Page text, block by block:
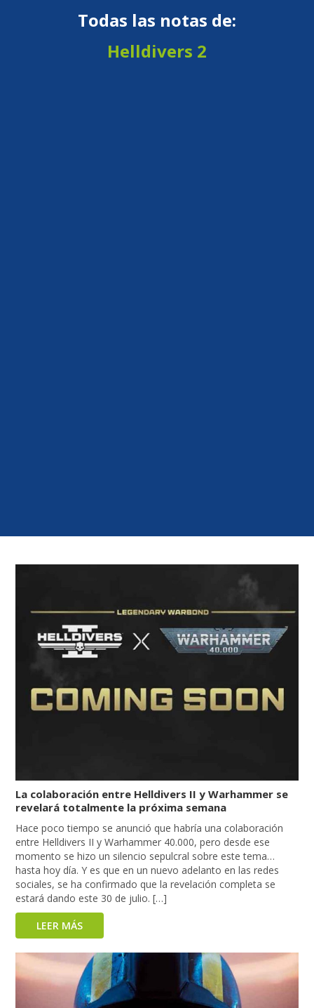
Todas las notas de:
Helldivers 2
La colaboración entre Helldivers II y Warhammer se
revelará totalmente la próxima semana
Hace poco tiempo se anunció que habría una colaboración
entre Helldivers II y Warhammer 40.000, pero desde ese
momento se hizo un silencio sepulcral sobre este tema…
hasta hoy día. Y es que en un nuevo adelanto en las redes
sociales, se ha confirmado que la revelación completa se
estará dando este 30 de julio. […]
LEER MÁS